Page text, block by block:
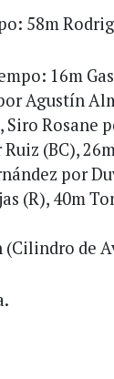
58m
16m
Agustín
Rosane
(BC),
por
(R), 40m
(Cilindro de